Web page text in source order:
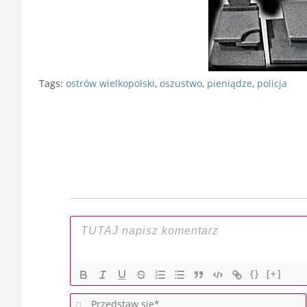
Tags: ostrów wielkopolski, oszustwo, pieniądze, policja
{} [+]